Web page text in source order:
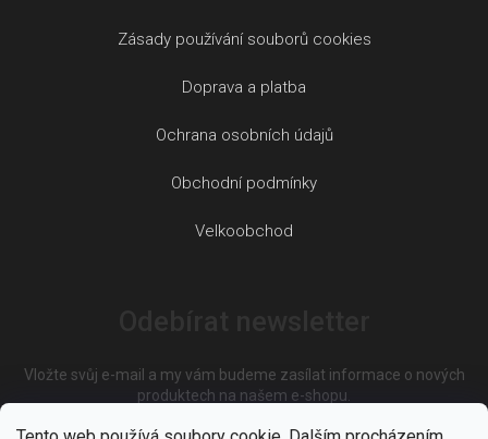
Zásady používání souborů cookies
Doprava a platba
Ochrana osobních údajů
Obchodní podmínky
Velkoobchod
Vložte svůj e-mail a my vám budeme zasílat informace o nových
produktech na našem e-shopu.